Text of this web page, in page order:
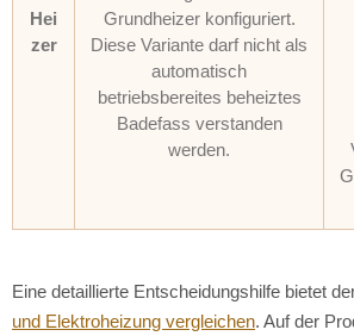
Hei
zer
Grundheizer konfiguriert.
Diese Variante darf nicht als
automatisch
betriebsbereites beheiztes
Badefass verstanden
werden.
Eine detaillierte Entscheidungshilfe bietet
und Elektroheizung vergleichen. Auf der